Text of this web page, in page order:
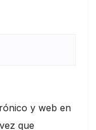
y web en
que